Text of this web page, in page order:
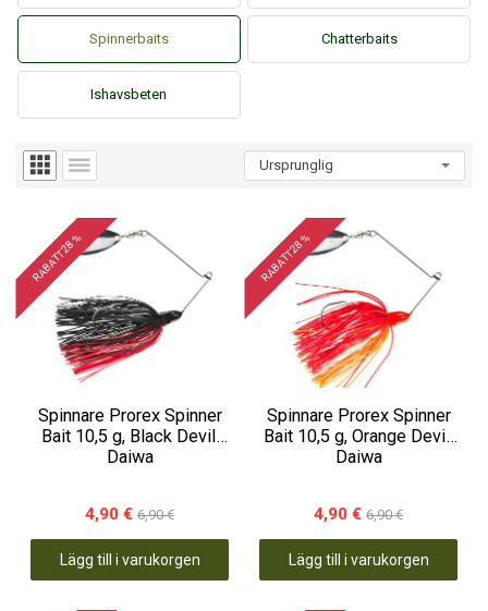
Spinnerbaits Chatterbaits
Ishavsbeten
RABATT 28 %
Spinnare Prorex Spinner
Bait 10,5 g, Black Devil,
Daiwa
4,90 € 6,90 €
Lägg till i varukorgen
RABATT 28 %
Spinnare Prorex Spinner
Bait 10,5 g, Orange Devil,
Daiwa
4,90 € 6,90 €
Lägg till i varukorgen